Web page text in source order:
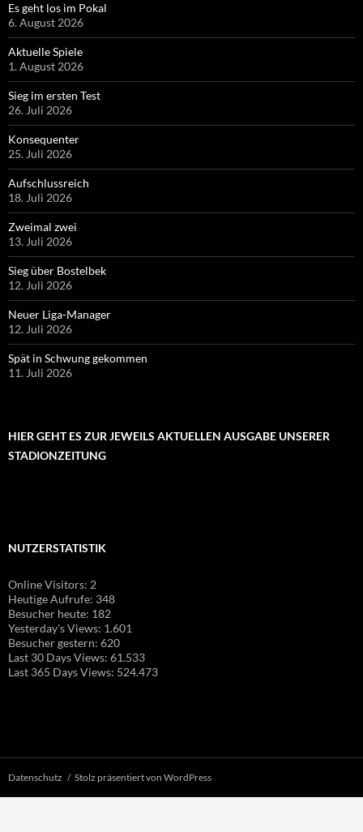
Es geht los im Pokal
6. August 2026
Aktuelle Spiele
1. August 2026
Sieg im ersten Test
26. Juli 2026
Konsequenter
25. Juli 2026
Aufschlussreich
18. Juli 2026
Zweimal zwei
13. Juli 2026
Sieg über Bostelbek
12. Juli 2026
Neuer Liga-Manager
12. Juli 2026
Spät in Schwung gekommen
11. Juli 2026
HIER GEHT ES ZUR JEWEILS AKTUELLEN AUSGABE UNSERER
STADIONZEITUNG
NUTZERSTATISTIK
Online Visitors: 2
Heutige Aufrufe: 348
Besucher heute: 182
Yesterday's Views: 1.601
Besucher gestern: 620
Last 30 Days Views: 61.533
Last 365 Days Views: 524.473
Datenschutz Stolz präsentiert von WordPress